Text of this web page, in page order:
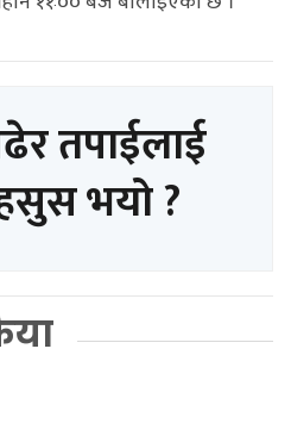
तपाईलाई
भयो ?